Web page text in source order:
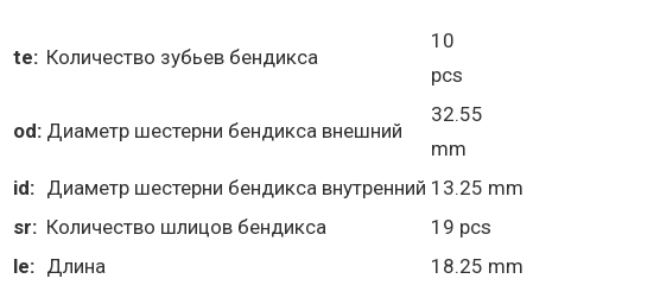
te: Количество зубьев бендикса
10
pcs
od: Диаметр шестерни бендикса внешний
32.55
mm
id: Диаметр шестерни бендикса внутренний 13.25 mm
sr: Количество шлицов бендикса
19 pcs
le: Длина
18.25 mm